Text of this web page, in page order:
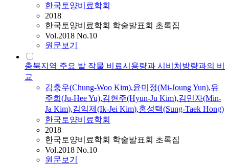
한국토양비료학회
2018
한국토양비료학회 학술발표회 초록집
Vol.2018 No.10
원문보기
충북지역 주요 밭 작물 비료시용량과 시비처방량과의 비
교
김충우(Chung-Woo Kim),윤미정(Mi-Joung Yun),유
주희(Ju-Hee Yu),김현주(Hyun-Ju Kim),김민자(Min-
Ja Kim),김익제 (Ik-Jei Kim),홍성택(Sung-Taek Hong)
한국토양비료학회
2018
한국토양비료학회 학술발표회 초록집
Vol.2018 No.10
원문보기